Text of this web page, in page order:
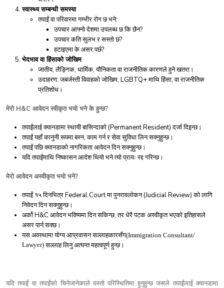
स्वास्थ्य सम्बन्धी समस्या
तपाईं वा परिवारमा गम्भीर रोग छ भने:
उपचार आफ्नो देशमा उपलब्ध छ कि छैन?
उपचार कति सुलभ र सस्तो छ?
हटाइएमा के असर पर्छ?
भेदभाव वा हिंसाको जोखिम
जातीय,लैङ्गिक, धार्मिक,यौनिकता वा राजनीतिक कारणले हुने खतरा।
उदाहरण:जबर्जस्ती विवाहको जोखिम, LGBTQ+माथि हिंसा,वा राजनीतिक
प्रतिशोध।
मेरोH&C आवेदन स्वीकृत भयो भने के हुन्छ?
तपाईंलाई क्यानडामा स्थायी बासिन्दाको (Permanent Resident)दर्जा दिइन्छ।
तपाईं यहाँ कानुनी रूपमा बस्न,काम गर्न र सेवा सुविधा लिन सक्नुहुन्छ।
तपाईं पछि क्यानडाको नागरिकता आवेदन दिन सक्नुहुन्छ।
यदि तपाईंमाथि निष्कासन आदेश थियो भने त्यो प्रायः रद्द गरिन्छ।
मेरो आवेदन अस्वीकृत भयो भने?
तपाईं १५ दिनभित्र Federal Courtमा पुनरावलोकन(Judicial Review)को लागि
निवेदन दिन सक्नुहुन्छ।
अर्को H&C आवेदन भविष्यमा दिन सकिन्छ,तर धेरै पटक अस्वीकृत भएको इतिहासले
असर पार्न सक्छ।
यस अवस्थामा योग्य आप्रवासन सल्लाहकारसँग(Immigration Consultant/
Lawyer) सल्लाह लिनु अत्यन्त महत्वपूर्ण हुन्छ।
यदि तपाईं वा तपाईंको चिनेजानेकाले यस्तो परिस्थितिमा हुनुहुन्छ जसले तपाईंलाई क्यानडामा